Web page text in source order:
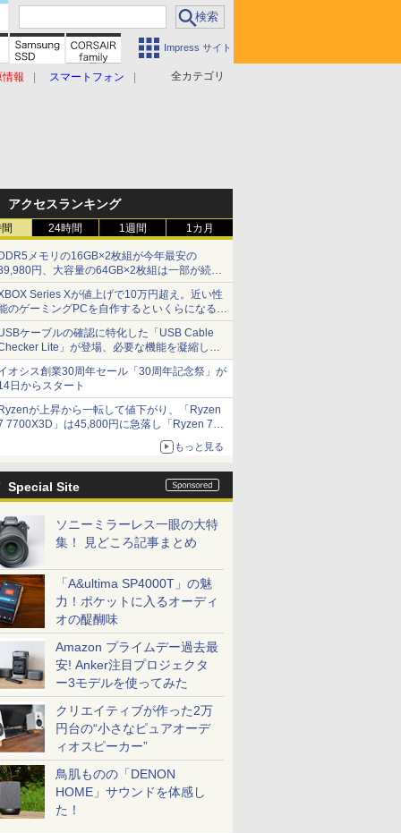
Impress サイト
全カテゴリ
情報 スマートフォン
アクセスランキング
24時間 1週間 1カ月
メモリの16GB×2枚組が今年最安の
円、大容量の64GB×2枚組は一部が続騰
月前半のメモリ価格]
Series Xが値上げで10万円超え。近い性
のゲーミングPCを自作するといくらになる？
石田賀津男の『酒の肴にPCゲーム』】
ケーブルの確認に特化した「USB Cable
Lite」が登場、必要な機能を凝縮しコ
パクトに 7日発売
オシス創業30周年セール「30周年記念祭」が
日からスタート
が上昇から一転して値下がり、「Ryzen
7700X3D」は45,800円に急落し「Ryzen 7
」との価格逆転解消 [8月前半のCPU
もっと見る
Special Site
ソニーミラーレス一眼の大特
集！ 見どころ記事まとめ
「A&ultima SP4000T」の魅
力！ポケットに入るオーディ
オの醍醐味
Amazon プライムデー過去最
安! Anker注目プロジェクタ
ー3モデルを使ってみた
クリエイティブが作った2万
円台の“小さなピュアオーデ
ィオスピーカー”
鳥肌ものの「DENON
HOME」サウンドを体感し
た！